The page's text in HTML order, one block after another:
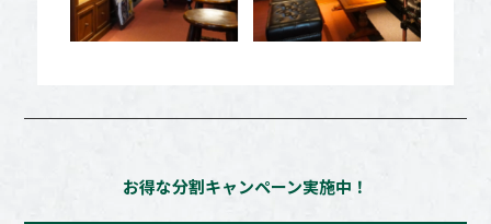
お得な分割キャンペーン実施中！